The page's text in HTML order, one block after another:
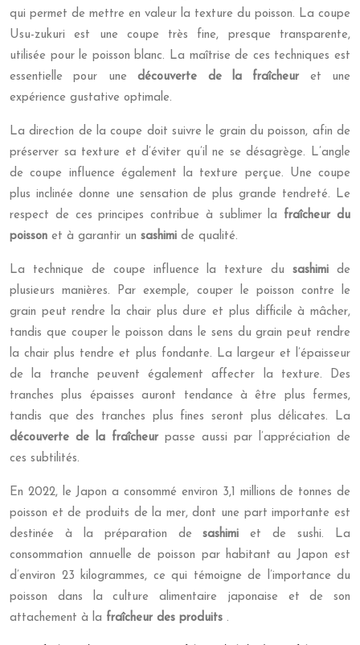
qui permet de mettre en valeur la texture du poisson. La coupe
Usu-zukuri est une coupe très fine, presque transparente,
utilisée pour le poisson blanc. La maîtrise de ces techniques est
essentielle pour unedécouverte de la fraîcheur et une
expérience gustative optimale.
La direction de la coupe doit suivre le grain du poisson, afin de
préserver sa texture et d’éviter qu’il ne se désagrège. L’angle
de coupe influence également la texture perçue. Une coupe
plus inclinée donne une sensation de plus grande tendreté. Le
respect de ces principes contribue à sublimer la fraîcheur du
poisson et à garantir un sashimi de qualité.
La technique de coupe influence la texture dusashimide
plusieurs manières. Par exemple, couper le poisson contre le
grain peut rendre la chair plus dure et plus difficile à mâcher,
tandis que couper le poisson dans le sens du grain peut rendre
la chair plus tendre et plus fondante. La largeur et l’épaisseur
de la tranche peuvent également affecter la texture. Des
tranches plus épaisses auront tendance à être plus fermes,
tandis que des tranches plus fines seront plus délicates. La
découverte de la fraîcheur passe aussi par l’appréciation de
ces subtilités.
En 2022, le Japon a consommé environ 3,1 millions de tonnes de
poisson et de produits de la mer, dont une part importante est
destinée à la préparation desashimiet de sushi. La
consommation annuelle de poisson par habitant au Japon est
d’environ 23 kilogrammes, ce qui témoigne de l’importance du
poisson dans la culture alimentaire japonaise et de son
attachement à la fraîcheur des produits .